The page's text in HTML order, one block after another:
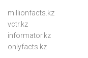
millionfacts.kz
vctr.kz
informator.kz
onlyfacts.kz